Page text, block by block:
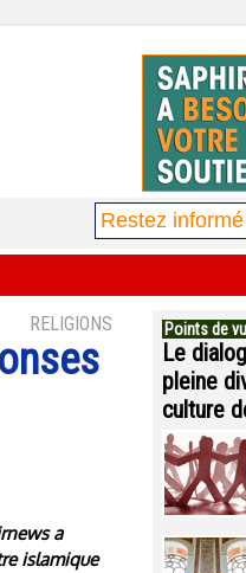
RELIGIONS
a
islamique
Points de
Le
pleine
culture